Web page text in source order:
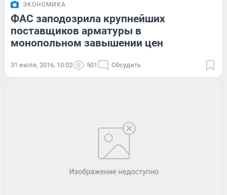
ЭКОНОМИКА
ФАС заподозрила крупнейших
поставщиков арматуры в
монопольном завышении цен
31 июля, 2016, 10:02 501 Обсудить